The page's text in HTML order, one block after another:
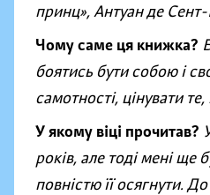
принц», Антуан де
Чому саме ця книжка?
боятись бути собою і
самотності, цінувати
У якому віці прочитав?
років, але тоді мені ще
повністю її осягнути.